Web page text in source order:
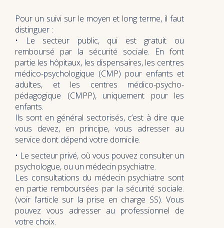
Pour un suivi sur le moyen et long terme, il faut
distinguer :
• Le secteur public, qui est gratuit ou
remboursé par la sécurité sociale. En font
partie les hôpitaux, les dispensaires, les centres
médico-psychologique (CMP) pour enfants et
adultes, et les centres médico-psycho-
pédagogique (CMPP), uniquement pour les
enfants.
Ils sont en général sectorisés, c’est à dire que
vous devez, en principe, vous adresser au
service dont dépend votre domicile.
• Le secteur privé, où vous pouvez consulter un
psychologue, ou un médecin psychiatre.
Les consultations du médecin psychiatre sont
en partie remboursées par la sécurité sociale.
(voir l’article sur la prise en charge SS). Vous
pouvez vous adresser au professionnel de
votre choix.